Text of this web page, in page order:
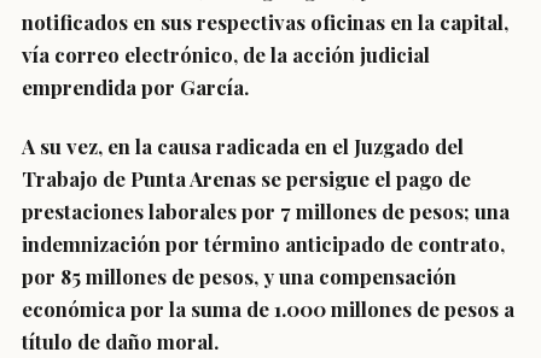
notificados en sus respectivas oficinas en la capital,
vía correo electrónico, de la acción judicial
emprendida por García.
A su vez, en la causa radicada en el Juzgado del
Trabajo de Punta Arenas se persigue el pago de
prestaciones laborales por 7 millones de pesos; una
indemnización por término anticipado de contrato,
por 85 millones de pesos, y una compensación
económica por la suma de 1.000 millones de pesos a
título de daño moral.